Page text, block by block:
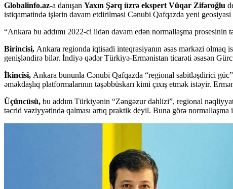
Globalinfo.az-a danışan Yaxın Şərq üzrə ekspert Vüqar Zifəroğlu
istiqamətində işlərin davam etdirilməsi Cənubi Qafqazda yeni geosiyasi
“Ankara bu addımı 2022-ci ildən davam edən normallaşma
Birincisi, Ankara regionda iqtisadi inteqrasiyanın əsas mərkəzi olmaq
genişləndirə bilər. İndiyə qədər Türkiyə-Ermənistan ticarəti əsasən
İkincisi, Ankara bununla Cənubi Qafqazda “regional sabitləşdirici
əməkdaşlıq platformalarının təşəbbüskarı kimi çıxış etmək istəyir.
Üçüncüsü, bu addım Türkiyənin “Zəngəzur dəhlizi”, regional
təcrid vəziyyətində qalması artıq praktik deyil. Buna görə normallaşma